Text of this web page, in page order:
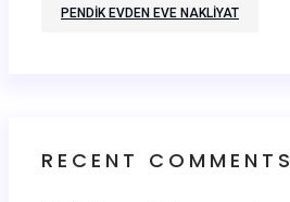
PENDIK EVDEN EVE NAKLIYAT
RECENT COMMENTS